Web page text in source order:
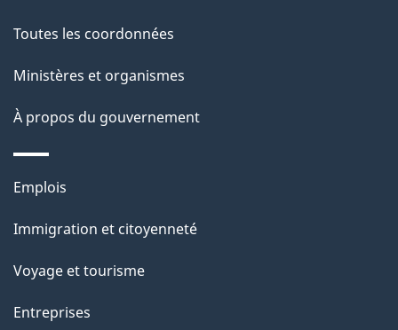
p
a
g
e
Toutes les coordonnées
Ministères et organismes
À propos du gouvernement
Thèmes
sujets
Emplois
Immigration et citoyenneté
Voyage et tourisme
Entreprises